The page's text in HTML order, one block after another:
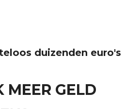
duizenden euro's
MEER GELD